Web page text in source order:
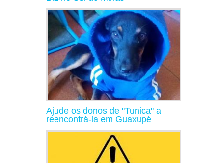
Ajude os donos de "Tunica" a
reencontrá-la em Guaxupé